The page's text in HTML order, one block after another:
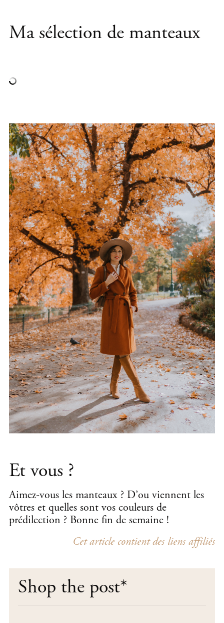
Ma sélection de manteaux
Et vous ?
Aimez-vous les manteaux ? D’ou viennent les
vôtres et quelles sont vos couleurs de
prédilection ? Bonne fin de semaine !
Cet article contient des liens affiliés
Shop the post*